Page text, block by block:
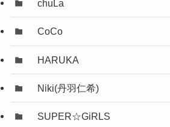
chuLa
CoCo
HARUKA
Niki(丹羽仁希)
SUPER☆GiRLS